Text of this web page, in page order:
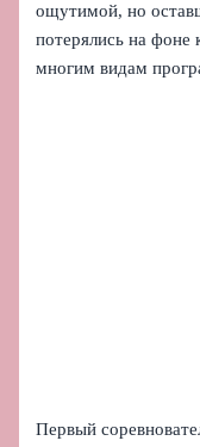
ощутимой, но
потерялись на фоне
многим видам
Первый